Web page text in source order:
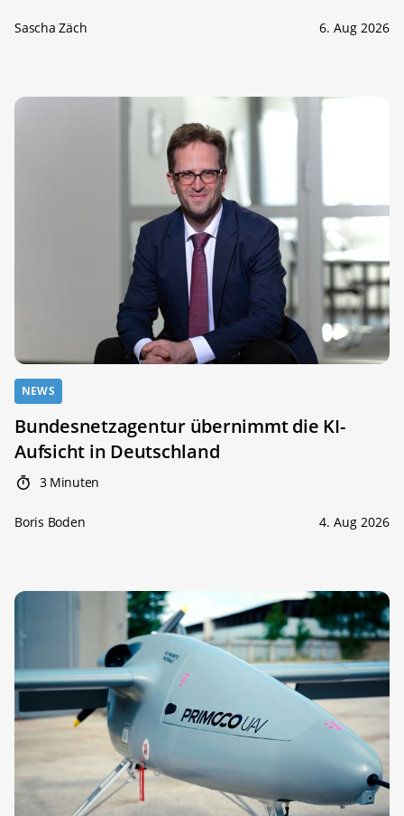
Sascha Zäch 6. Aug 2026
NEWS
Bundesnetzagentur übernimmt die KI-
Aufsicht in Deutschland
3 Minuten
Boris Boden 4. Aug 2026